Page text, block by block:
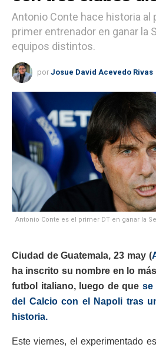
Antonio Conte hace historia al
primer entrenador en ganar la
equipos distintos.
por Josue David Acevedo Rivas
Antonio Conte es el primer DT en ganar la
Ciudad de Guatemala, 23 may (
ha inscrito su nombre en lo
futbol italiano, luego de que se
del Calcio con el Napoli tras
historia.
Este viernes, el experimentado